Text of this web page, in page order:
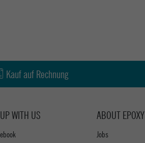
Kauf auf Rechnung
ABOUT EPOXY
Jobs
WITH US